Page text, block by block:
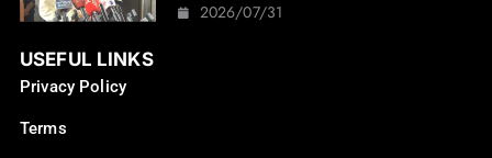
2026/07/31
USEFUL LINKS
Privacy Policy
Terms